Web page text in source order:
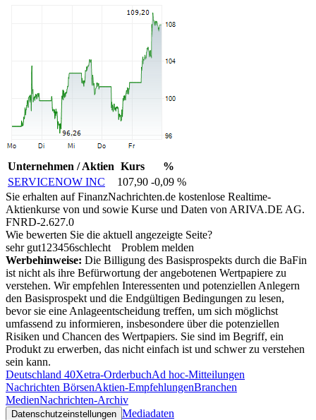
Unternehmen / Aktien Kurs
%
SERVICENOW INC
107,90 -0,09 %
Sie erhalten auf FinanzNachrichten.de kostenlose Realtime-
Aktienkurse von und sowie Kurse und Daten von ARIVA.DE AG.
FNRD-2.627.0
Wie bewerten Sie die aktuell angezeigte Seite?
sehr gut1 23456schlecht
Problem melden
Werbehinweise: Die Billigung des Basisprospekts durch die BaFin
ist nicht als ihre Befürwortung der angebotenen Wertpapiere zu
verstehen. Wir empfehlen Interessenten und potenziellen Anlegern
den Basisprospekt und die Endgültigen Bedingungen zu lesen,
bevor sie eine Anlageentscheidung treffen, um sich möglichst
umfassend zu informieren, insbesondere über die potenziellen
Risiken und Chancen des Wertpapiers. Sie sind im Begriff, ein
Produkt zu erwerben, das nicht einfach ist und schwer zu verstehen
sein kann.
Deutschland 40Xetra-OrderbuchAd hoc-Mitteilungen
Nachrichten BörsenAktien-EmpfehlungenBranchen
MedienNachrichten-Archiv
Datenschutzeinstellungen Mediadaten